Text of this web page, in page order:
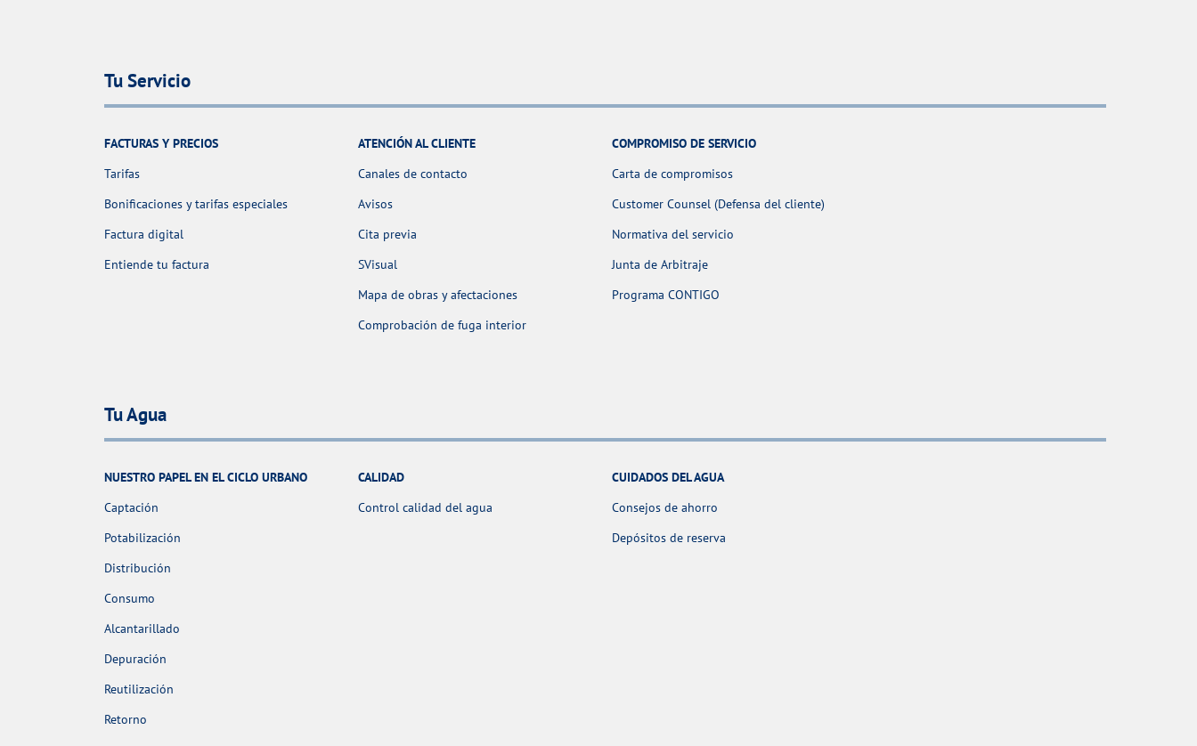
Tu Servicio
FACTURAS Y PRECIOS
Tarifas
Bonificaciones y tarifas especiales
Factura digital
Entiende tu factura
ATENCIÓN AL CLIENTE
Canales de contacto
Avisos
Cita previa
SVisual
Mapa de obras y afectaciones
Comprobación de fuga interior
COMPROMISO DE SERVICIO
Carta de compromisos
Customer Counsel (Defensa del cliente)
Normativa del servicio
Junta de Arbitraje
Programa CONTIGO
Tu Agua
NUESTRO PAPEL EN EL CICLO URBANO
Captación
Potabilización
Distribución
Consumo
Alcantarillado
Depuración
Reutilización
Retorno
CALIDAD
Control calidad del agua
CUIDADOS DEL AGUA
Consejos de ahorro
Depósitos de reserva